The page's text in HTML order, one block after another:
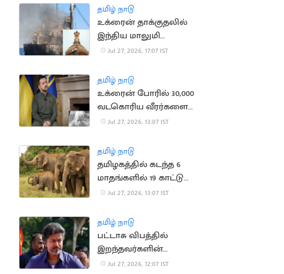
தமிழ் நாடு
உக்ரைன் தாக்குதலில்
இந்திய மாலுமி
உயிரிழப்பு: உக்ரைன்
Jul 27, 2026, 17:07 IST
தமிழ் நாடு
உக்ரைன் போரில் 30,000
வடகொரிய வீரர்களை
களமிறக்க ரஷ்யா திட்டம்
Jul 27, 2026, 13:07 IST
தமிழ் நாடு
தமிழகத்தில் கடந்த 6
மாதங்களில் 19 காட்டு
யானைகள் உயிரிழந்த
Jul 27, 2026, 13:07 IST
தமிழ் நாடு
பட்டாசு விபத்தில்
இறந்தவர்களின்
குடும்பங்களுக்கு ரூ.4
Jul 27, 2026, 12:07 IST